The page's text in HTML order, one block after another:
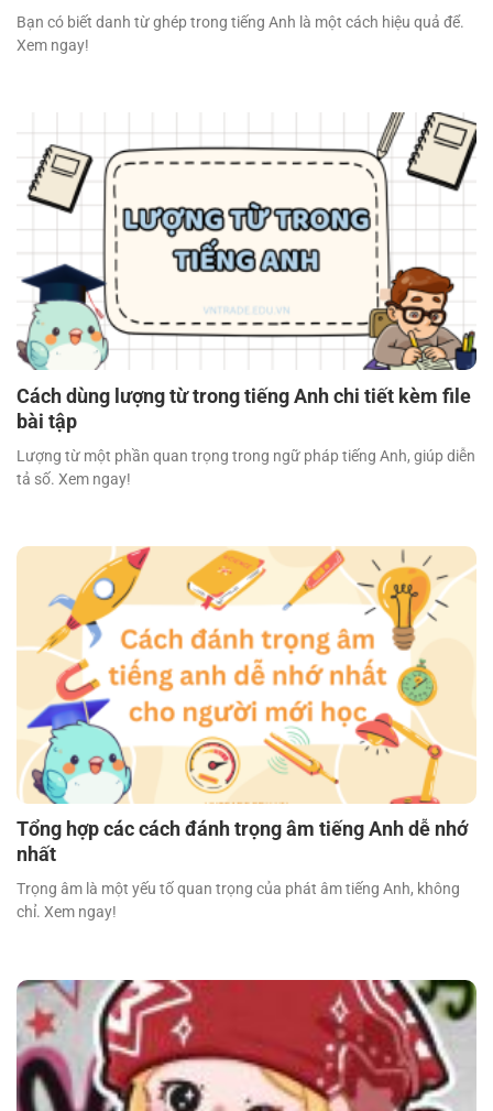
Bạn có biết danh từ ghép trong tiếng Anh là một cách hiệu quả để.
Xem ngay!
Cách dùng lượng từ trong tiếng Anh chi tiết kèm file
bài tập
Lượng từ một phần quan trọng trong ngữ pháp tiếng Anh, giúp diễn
tả số. Xem ngay!
Tổng hợp các cách đánh trọng âm tiếng Anh dễ nhớ
nhất
Trọng âm là một yếu tố quan trọng của phát âm tiếng Anh, không
chỉ. Xem ngay!